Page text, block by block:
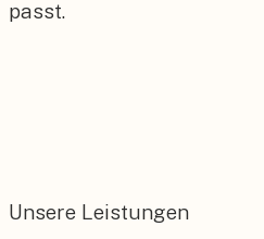
passt.
Unsere Leistungen